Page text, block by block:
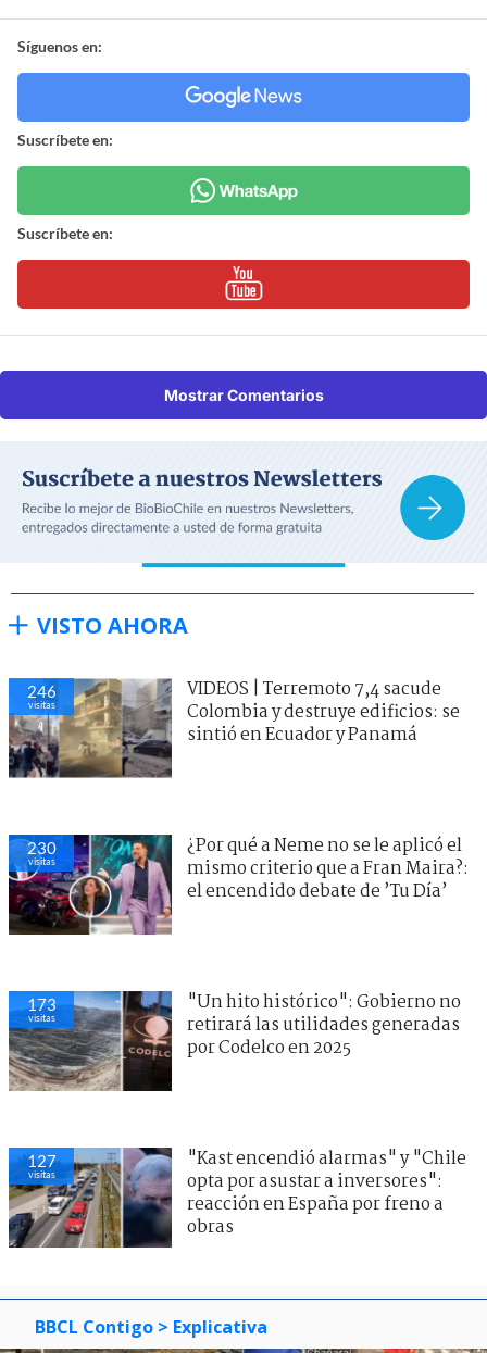
Síguenos en:
Suscríbete en:
Suscríbete en:
Mostrar Comentarios
VISTO AHORA
246
visitas
VIDEOS | Terremoto 7,4 sacude
Colombia y destruye edificios: se
sintió en Ecuador y Panamá
230
visitas
¿Por qué a Neme no se le aplicó el
mismo criterio que a Fran Maira?:
el encendido debate de ’Tu Día’
173
visitas
"Un hito histórico": Gobierno no
retirará las utilidades generadas
por Codelco en 2025
127
visitas
"Kast encendió alarmas" y "Chile
opta por asustar a inversores":
reacción en España por freno a
obras
BBCL Contigo > Explicativa